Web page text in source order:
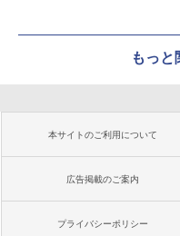
もっと
本サイトのご利用について
広告掲載のご案内
プライバシーポリシー